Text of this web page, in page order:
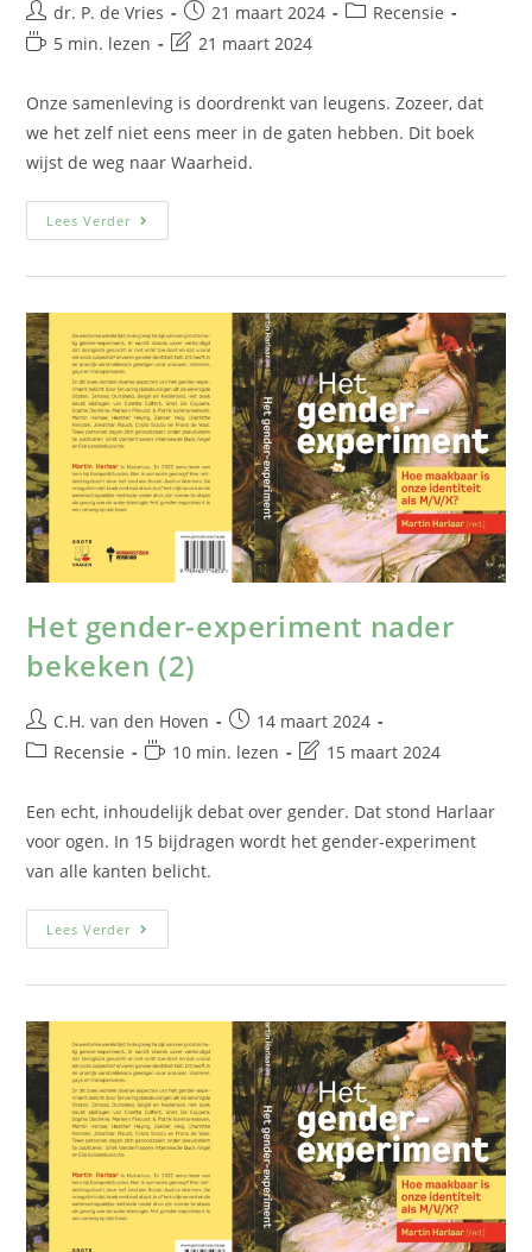
dr. P. de Vries 21 maart 2024
Recensie
5 min. lezen
21 maart 2024
Onze samenleving is doordrenkt van leugens. Zozeer, dat
we het zelf niet eens meer in de gaten hebben. Dit boek
wijst de weg naar Waarheid.
Lees Verder
Het gender-experiment nader
bekeken (2)
C.H. van den Hoven
14 maart 2024
Recensie
10 min. lezen 15 maart 2024
Een echt, inhoudelijk debat over gender. Dat stond Harlaar
voor ogen. In 15 bijdragen wordt het gender-experiment
van alle kanten belicht.
Lees Verder